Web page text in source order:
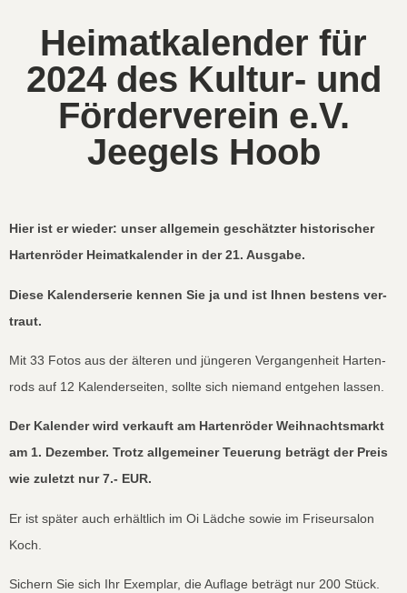
Heimatkalender für
2024 des Kultur- und
Förderverein e.V.
Jeegels Hoob
Hier ist er wieder: unser all­ge­mein geschätzter his­torisch­er
Harten­röder Heimatkalen­der in der 21. Aus­gabe.
Diese Kalen­der­serie ken­nen Sie ja und ist Ihnen bestens ver­
traut.
Mit 33 Fotos aus der älteren und jün­geren Ver­gan­gen­heit Harten­
rods auf 12 Kalen­der­seit­en, sollte sich nie­mand ent­ge­hen lassen.
Der Kalen­der wird verkauft am Harten­röder Wei­h­nachts­markt
am 1. Dezem­ber. Trotz all­ge­mein­er Teuerung beträgt der Preis
wie zulet­zt nur 7.- EUR.
Er ist später auch erhältlich im Oi Läd­che sowie im Friseur­sa­lon
Koch.
Sich­ern Sie sich Ihr Exem­plar, die Auflage beträgt nur 200 Stück.